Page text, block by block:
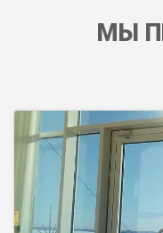
МЫ
Любые виды
оформить окна,
освещения.